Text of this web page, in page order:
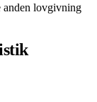
anden lovgivning